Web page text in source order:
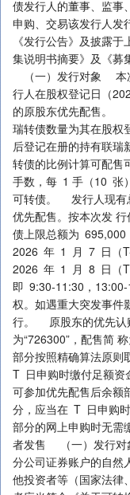
债发行人的董事、监事
申购、交易该发行人发
《发行公告》及披露
集说明书摘要》及《
（一）发行对象 本
行人在股权登记日（
的原股东优先配售。
瑞转债数量为其在股
后登记在册的持有联
转债的比例计算可配
手数，每 1 手（10 张
可转债。 发行人现有
优先配售。按本次发
债上限总额为
2026 年 1 月 7 日（
2026 年 1 月 8 日（T
即 9:30-11:30，
权。如遇重大突发事件
行。 原股东的优先认
为“726300”，配售简
部分按照精确算法原则
T 日申购时缴付足额
可参加优先配售后余
分，应当在 T 日申购
部分的网上申购时无
者发售 （一）发行对
分公司证券账户的自然
他投资者等（国家法律